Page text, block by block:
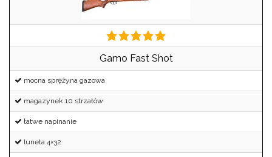
Gamo Fast Shot
mocna sprężyna gazowa
magazynek 10 strzałów
łatwe napinanie
luneta 4×32